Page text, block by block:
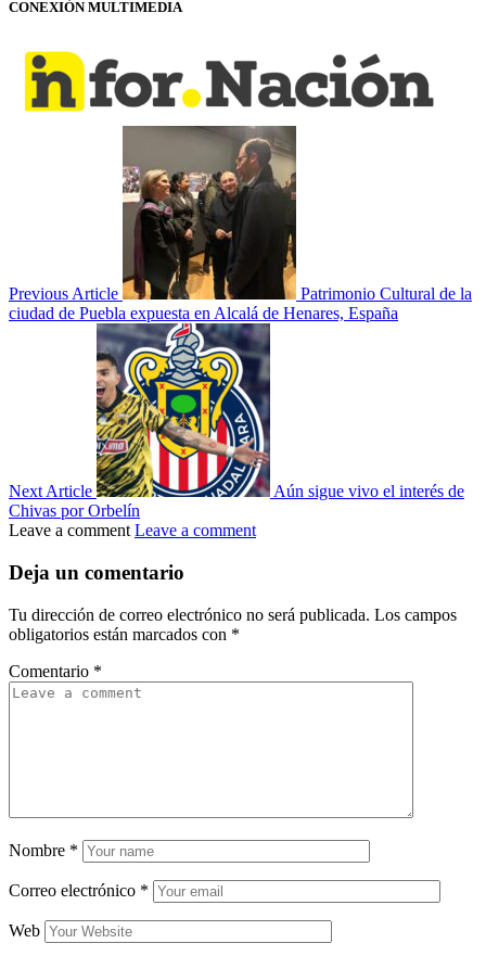
CONEXIÓN MULTIMEDIA
Previous Article
Patrimonio Cultural de la
ciudad de Puebla expuesta en Alcalá de Henares, España
Next Article
Aún sigue vivo el interés de
Chivas por Orbelín
Leave a comment Leave a comment
Deja un comentario
Tu dirección de correo electrónico no será publicada. Los campos
obligatorios están marcados con *
Comentario *
Nombre *
Correo electrónico *
Web